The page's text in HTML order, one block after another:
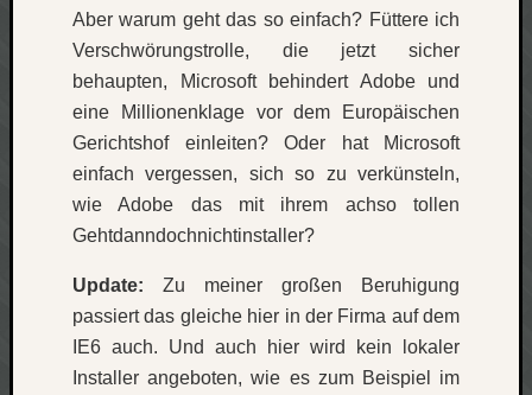
Aber warum geht das so einfach? Füttere ich
Verschwörungstrolle, die jetzt sicher
behaupten, Microsoft behindert Adobe und
eine Millionenklage vor dem Europäischen
Gerichtshof einleiten? Oder hat Microsoft
einfach vergessen, sich so zu verkünsteln,
wie Adobe das mit ihrem achso tollen
Gehtdanndochnichtinstaller?
Update: Zu meiner großen Beruhigung
passiert das gleiche hier in der Firma auf dem
IE6 auch. Und auch hier wird kein lokaler
Installer angeboten, wie es zum Beispiel im